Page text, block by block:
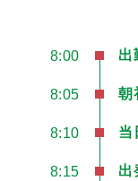
8:00 出
8:05 朝
8:10 当
8:15 出